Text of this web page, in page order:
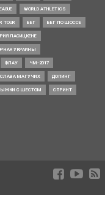
WORLD ATHLETICS
TOUR БЕГ БЕГ ПО ШОССЕ
ЛАСИЦКЕНЕ
УКРАИНЫ
ФЛАУ ЧМ-2017
МАГУЧИХ ДОПИНГ
С ШЕСТОМ СПРИНТ